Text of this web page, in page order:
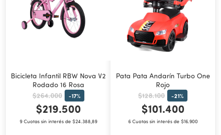
Bicicleta Infantil RBW Nova V2
Rodado 16 Rosa
$264.000 -17%
$219.500
9 Cuotas sin interés de $24.388,89
Pata Pata Andarín Turbo One
Rojo
$128.100 -21%
$101.400
6 Cuotas sin interés de $16.900